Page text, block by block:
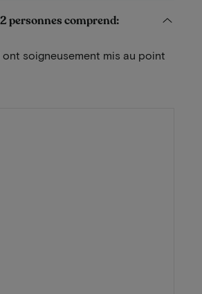
personnes comprend:
soigneusement mis au point